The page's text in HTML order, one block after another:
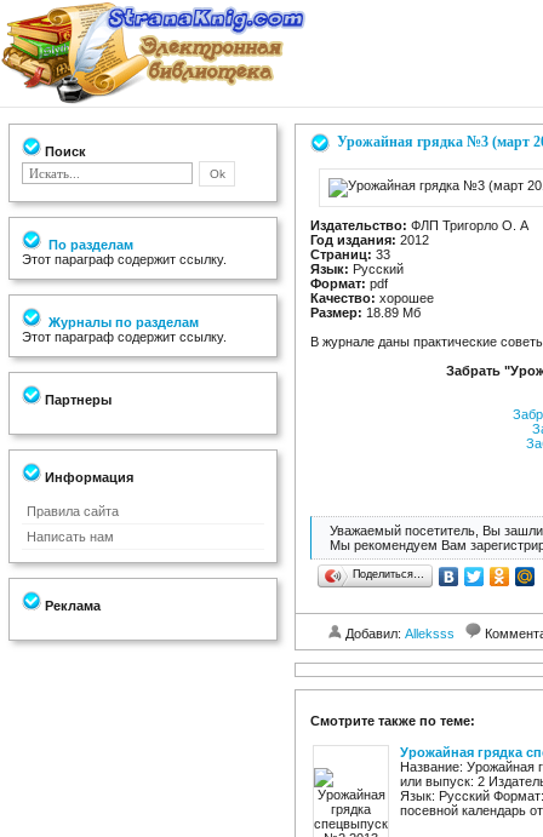
Поиск
По разделам
Этот параграф содержит ссылку.
Журналы по разделам
Этот параграф содержит ссылку.
Партнеры
Информация
Правила сайта
Написать нам
Реклама
Урожайная грядка №3 (март
Издательство: ФЛП Тригорло О. А
Год издания: 2012
Страниц: 33
Язык: Русский
Формат: pdf
Качество: хорошее
Размер: 18.89 Мб
В журнале даны практические
Забрать
Уважаемый посетитель, Вы зашли
Мы рекомендуем Вам
Поделиться…
Добавил: Alleksss
Смотрите также по теме:
Урожайная грядка
Название: Урожайная
или выпуск: 2
Язык: Русский
посевной календарь